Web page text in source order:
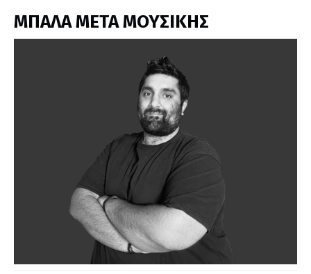
ΜΠΑΛΑ ΜΕΤΑ ΜΟΥΣΙΚΗΣ